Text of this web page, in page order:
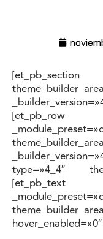
[et_pb_row
type=»4_4″
[et_pb_text